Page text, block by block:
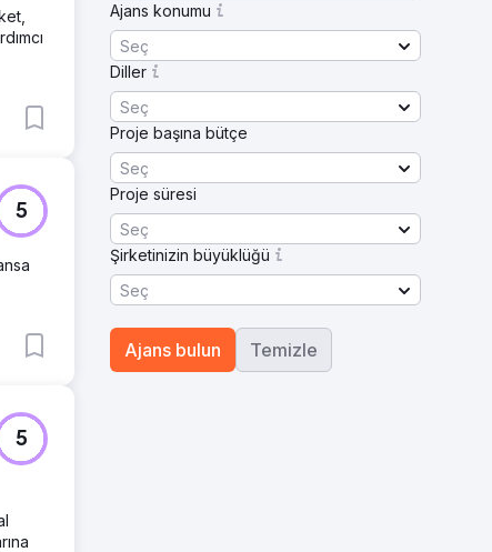
5
5
Ajans konumu
Seç
Diller
Seç
Proje başına bütçe
Seç
Proje süresi
Seç
Şirketinizin büyüklüğü
Seç
Ajans bulun Temizle